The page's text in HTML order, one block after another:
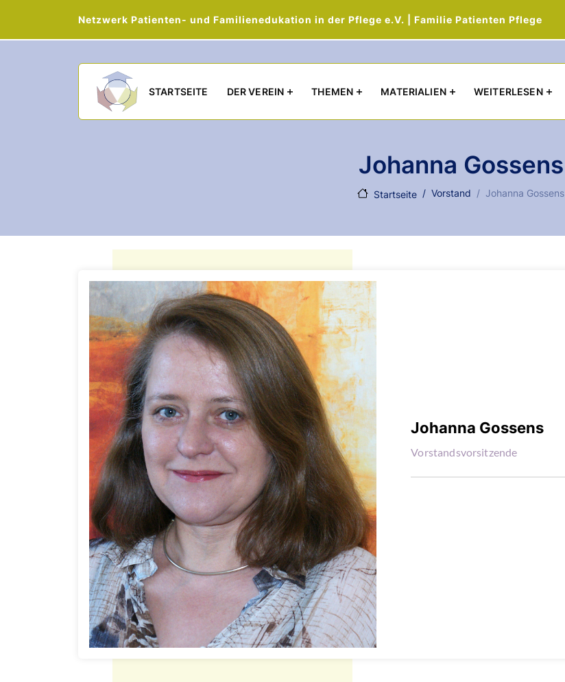
Netzwerk Patienten- und Familienedukation in der Pflege e.V. | Familie Patienten Pflege
STARTSEITE DER VEREIN THEMEN MATERIALIEN WEITERLESEN
Johanna Gossens
Startseite Vorstand Johanna Gossens
Johanna Gossens
Vorstandsvorsitzende